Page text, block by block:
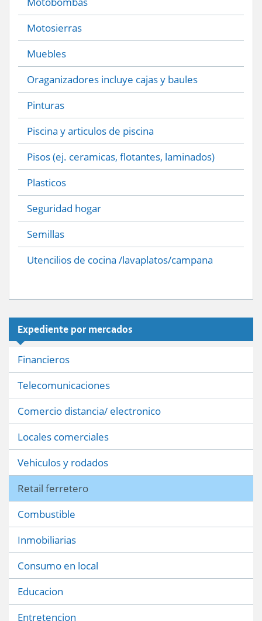
Motosierras
Muebles
Oraganizadores incluye cajas y baules
Pinturas
Piscina y articulos de piscina
Pisos (ej. ceramicas, flotantes, laminados)
Plasticos
Seguridad hogar
Semillas
Utencilios de cocina /lavaplatos/campana
Expediente por mercados
Financieros
Telecomunicaciones
Comercio distancia/ electronico
Locales comerciales
Vehiculos y rodados
Retail ferretero
Combustible
Inmobiliarias
Consumo en local
Educacion
Entretencion